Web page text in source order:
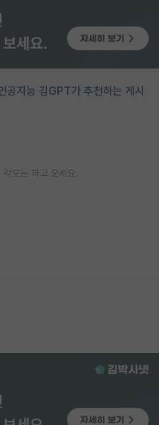
공지능 김GPT가 추천하는 게시
오는 하고 오세요.